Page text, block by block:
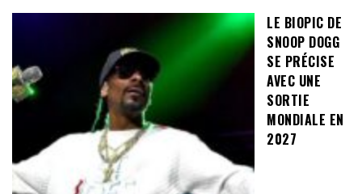
LE BIOPIC DE
SNOOP DOGG
SE PRÉCISE
AVEC UNE
SORTIE
MONDIALE EN
2027